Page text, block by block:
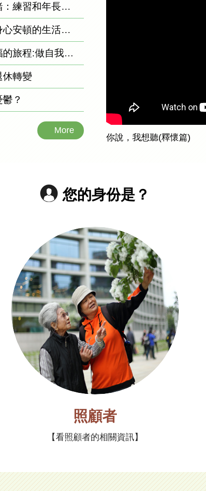
【專欄】聽見沒說出口的情緒：練習和年長者好好說話
【專欄】長者與家庭照顧者身心安頓的生活處方籤
【專欄】老年孤寂到樂齡幸福的旅程:做自我心靈的守護者
休轉變
？
More
你說，我想聽(釋懷篇)
您的身份是？
照顧者
看照顧者的相關資訊